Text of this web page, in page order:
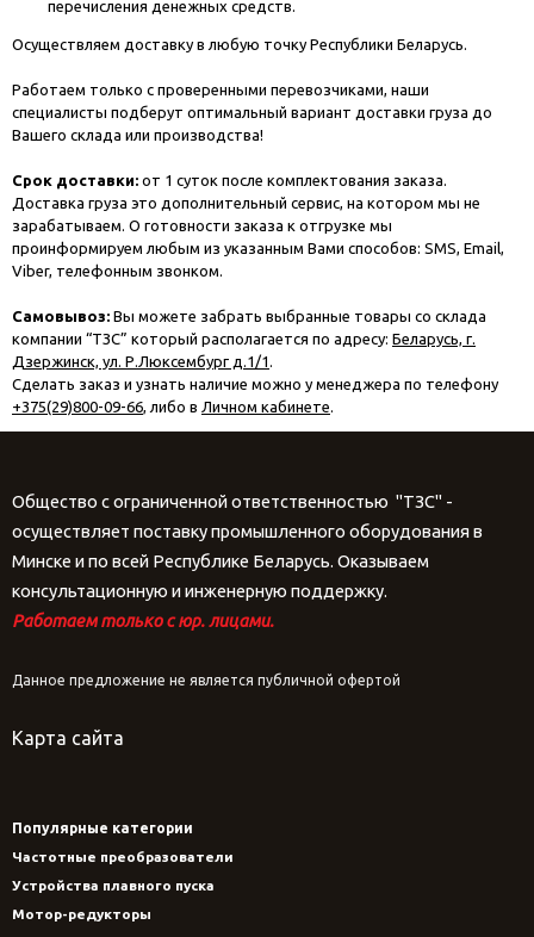
перечисления денежных средств.
Осуществляем доставку в любую точку Республики Беларусь.
Работаем только с проверенными перевозчиками, наши
специалисты подберут оптимальный вариант доставки груза до
Вашего склада или производства!
Срок доставки: от 1 суток после комплектования заказа.
Доставка груза это дополнительный сервис, на котором мы не
зарабатываем. О готовности заказа к отгрузке мы
проинформируем любым из указанным Вами способов: SMS, Email,
Viber, телефонным звонком.
Самовывоз: Вы можете забрать выбранные товары со склада
компании “ТЗС” который располагается по адресу: Беларусь, г.
Дзержинск, ул. Р.Люксембург д.1/1 .
Сделать заказ и узнать наличие можно у менеджера по телефону
+375(29)800-09-66, либо в Личном кабинете.
Общество с ограниченной ответственностью "ТЗС" -
осуществляет поставку промышленного оборудования в
Минске и по всей Республике Беларусь. Оказываем
консультационную и инженерную поддержку.
Работаем только с юр. лицами.
Данное предложение не является публичной офертой
Карта сайта
Популярные категории
Частотные преобразователи
Устройства плавного пуска
Мотор-редукторы